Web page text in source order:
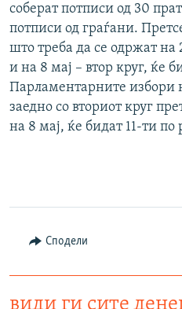
соберат потписи од 30
потписи од граѓани.
што треба да се одржат на
и на 8 мај – втор круг, ќе
Парламентарните избори
заедно со вториот круг
на 8 мај, ќе бидат 11-ти по
Сподели